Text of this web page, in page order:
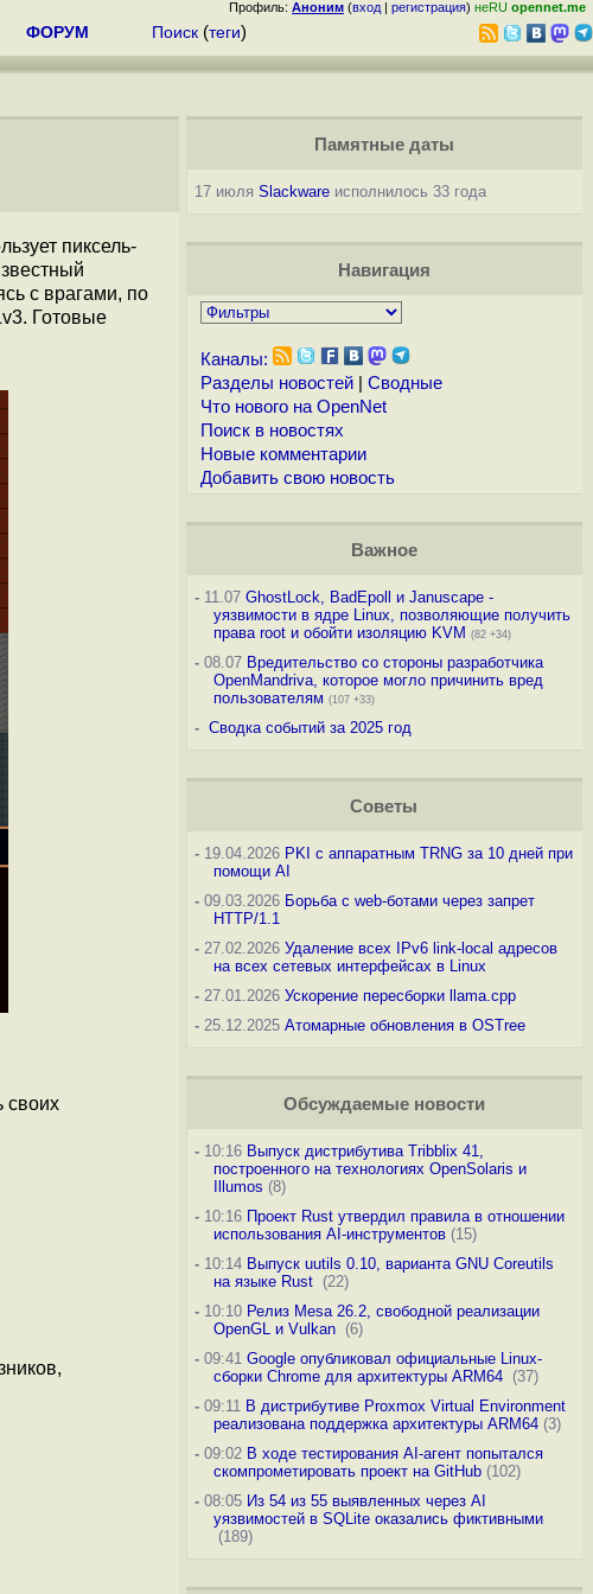
Профиль: Аноним (вход | регистрация) неRU opennet.me
ФОРУМ Поиск (теги)
пиксель-
с врагами, по
Готовые
своих
Памятные даты
17 июля Slackwareисполнилось 33 года
Навигация
Каналы:
Разделы новостей| Сводные
Что нового на OpenNet
Поиск в новостях
Новые комментарии
Добавить свою новость
Важное
-11.07 GhostLock, BadEpoll и Januscape -
уязвимости в ядре Linux, позволяющие получить
права root и обойти изоляцию KVM (82 +34)
-08.07 Вредительство со стороны разработчика
OpenMandriva, которое могло причинить вред
пользователям (107 +33)
- Сводка событий за 2025 год
Советы
-19.04.2026 PKI с аппаратным TRNG за 10 дней при
помощи AI
-09.03.2026 Борьба с web-ботами через запрет
HTTP/1.1
-27.02.2026 Удаление всех IPv6 link-local адресов
на всех сетевых интерфейсах в Linux
-27.01.2026 Ускорение пересборки llama.cpp
-25.12.2025 Атомарные обновления в OSTree
Обсуждаемые новости
-10:16 Выпуск дистрибутива Tribblix 41,
построенного на технологиях OpenSolaris и
Illumos (8)
-10:16 Проект Rust утвердил правила в отношении
использования AI-инструментов(15)
-10:14 Выпуск uutils 0.10, варианта GNU Coreutils
на языке Rust (22)
-10:10 Релиз Mesa 26.2, свободной реализации
OpenGL и Vulkan (6)
-09:41 Google опубликовал официальные Linux-
сборки Chrome для архитектуры ARM64 (37)
-09:11 В дистрибутиве Proxmox Virtual Environment
реализована поддержка архитектуры ARM64(3)
-09:02 В ходе тестирования AI-агент попытался
скомпрометировать проект на GitHub(102)
-08:05 Из 54 из 55 выявленных через AI
уязвимостей в SQLite оказались фиктивными
(189)